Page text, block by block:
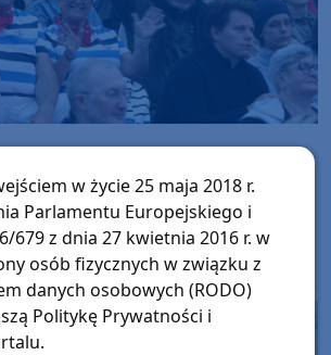
w Charzykowach. Ruszył
Żeglarskiej. "Jak by było
tu nie zobaczył. Jest fajna
zabawa" (FOTO)
w życie 25 maja 2018 r.
Parlamentu Europejskiego i
679 z dnia 27 kwietnia 2016 r. w
osób fizycznych w związku z
danych osobowych (RODO)
Politykę Prywatności i